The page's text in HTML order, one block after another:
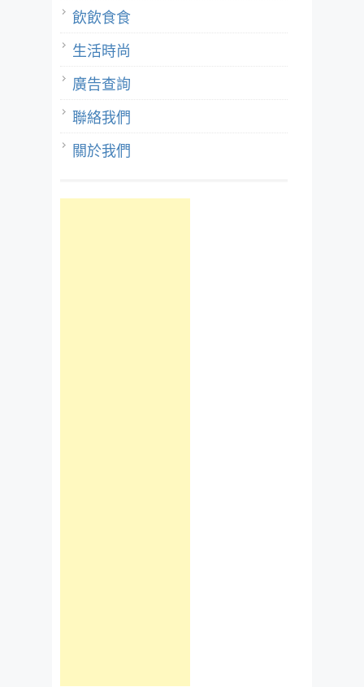
飲飲食食
生活時尚
廣告查詢
聯絡我們
關於我們